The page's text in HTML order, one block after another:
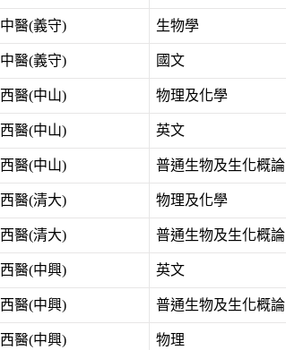
醫(義守) 生物學
醫(義守) 國文
醫(中山) 物理及化學
醫(中山) 英文
醫(中山) 普通生物及生化概論
醫(清大) 物理及化學
醫(清大) 普通生物及生化概論
醫(中興) 英文
醫(中興) 普通生物及生化概論
醫(中興) 物理